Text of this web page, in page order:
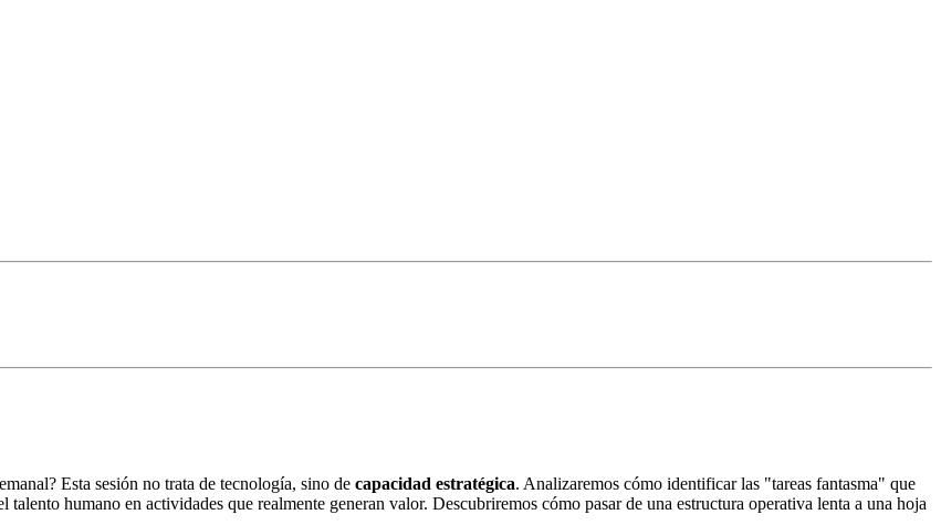
Esta sesión no trata de tecnología, sino de capacidad estratégica. Analizaremos cómo identificar las "tareas fantasma" que
humano en actividades que realmente generan valor. Descubriremos cómo pasar de una estructura operativa lenta a una hoja